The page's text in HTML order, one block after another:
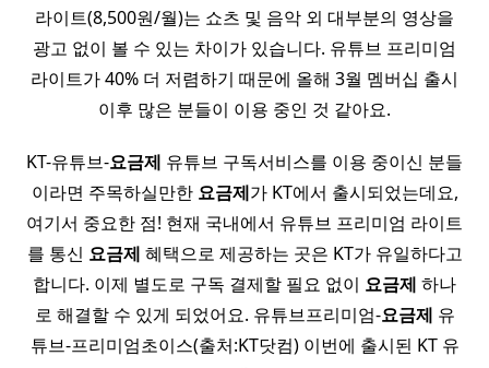
라이트(8,500원/월)는 쇼츠 및 음악 외 대부분의 영상을
광고 없이 볼 수 있는 차이가 있습니다. 유튜브 프리미엄
라이트가 40% 더 저렴하기 때문에 올해 3월 멤버십 출시
이후 많은 분들이 이용 중인 것 같아요.
KT-유튜브-요금제 유튜브 구독서비스를 이용 중이신 분들
이라면 주목하실만한 요금제가 KT에서 출시되었는데요,
여기서 중요한 점! 현재 국내에서 유튜브 프리미엄 라이트
를 통신 요금제 혜택으로 제공하는 곳은 KT가 유일하다고
합니다. 이제 별도로 구독 결제할 필요 없이 요금제 하나
로 해결할 수 있게 되었어요. 유튜브프리미엄-요금제 유
튜브-프리미엄초이스(출처:KT닷컴) 이번에 출시된 KT 유